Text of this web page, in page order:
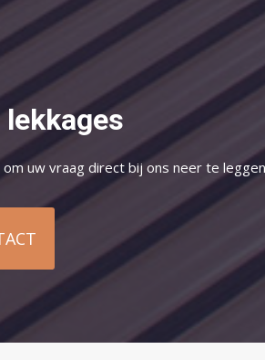
uw vraag direct bij ons neer te leggen